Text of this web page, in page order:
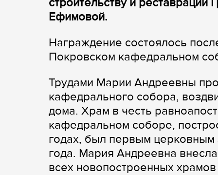
Ефимовой.
Награждение состоялось
Покровском кафедральном
Трудами Марии Андреевны
кафедрального собора,
дома. Храм в честь
кафедральном соборе,
годах, был первым церковным
года. Мария Андреевна
всех новопостроенных